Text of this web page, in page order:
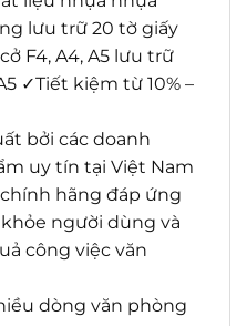
lưu trữ 20 tờ giấy
F4, A4, A5 lưu trữ
✓Tiết kiệm từ 10% –
bởi các doanh
uy tín tại Việt Nam
hãng đáp ứng
người dùng và
công việc văn
dòng văn phòng